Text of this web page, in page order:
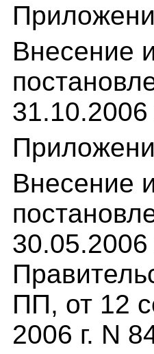
Внесение
Внесение
ПП, от 12
2006 г. N